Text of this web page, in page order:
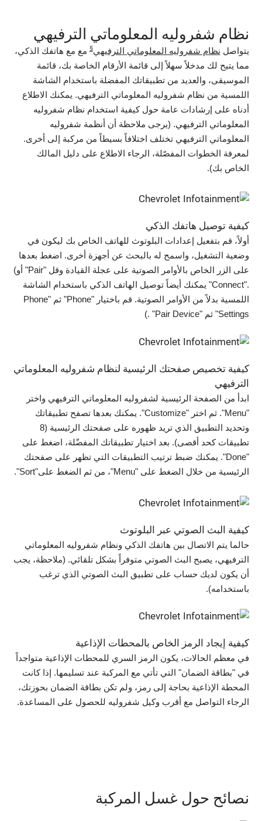
نظام شفروليه المعلوماتي الترفيهي
يتواصل نظام شفروليه المعلوماتي الترفيهي مع مع هاتفك الذكي،
مما يتيح لك مدخلاً سهلاً إلى قائمة الأرقام الخاصة بك، قائمة
الموسيقى، والعديد من تطبيقاتك المفضلة باستخدام الشاشة
اللمسية من نظام شفروليه المعلوماتي الترفيهي. يمكنك الاطلاع
أدناه على إرشادات عامة حول كيفية استخدام نظام شفروليه
المعلوماتي الترفيهي. (يرجى ملاحظة أن أنظمة شفروليه
المعلوماتي الترفيهي تختلف اختلافاً بسيطاً من مركبة إلى أخرى.
لمعرفة الخطوات المفصّلة، الرجاء الاطلاع على دليل المالك
الخاص بك).
كيفية توصيل هاتفك الذكي
أولاً، قم بتفعيل إعدادات البلوتوث للهاتف الخاص بك ليكون في
وضعية التشغيل، واسمح له بالبحث عن أجهزة أخرى. اضغط بعدها
على الزر الخاص بالأوامر الصوتية على عجلة القيادة وقل "Pair" أو)
."Connect" يمكنك أيضاً توصيل الهاتف الذكي باستخدام الشاشة
اللمسية بدلاً من الأوامر الصوتية. قم باختيار "Phone" ثم "Phone
Settings" ثم "Pair Device" .)
كيفية تخصيص صفحتك الرئيسية لنظام شفروليه المعلوماتي
الترفيهي
ابدأ من الصفحة الرئيسية لشفروليه المعلوماتي الترفيهي واختر
"Menu". ثم اختر "Customize". يمكنك بعدها تصفح تطبيقاتك
وتحديد التطبيق الذي تريد ظهوره على صفحتك الرئيسية (8
تطبيقات كحد أقصى). بعد اختيار تطبيقاتك المفضّلة، اضغط على
"Done". يمكنك ضبط ترتيب التطبيقات التي تظهر على صفحتك
الرئيسية من خلال الضغط على "Menu"، من ثم الضغط على"Sort".
كيفية البث الصوتي عبر البلوتوث
حالما يتم الاتصال بين هاتفك الذكي ونظام شفروليه المعلوماتي
الترفيهي، يصبح البث الصوتي متوفراً بشكل تلقائي. (ملاحظة، يجب
أن يكون لديك حساب على تطبيق البث الصوتي الذي ترغب
باستخدامه).
كيفية إيجاد الرمز الخاص بالمحطات الإذاعية
في معظم الحالات، يكون الرمز السري للمحطات الإذاعية متواجداً
في "بطاقة الضمان" التي تأتي مع المركبة عند تسليمها. إذا كانت
المحطة الإذاعية بحاجة إلى رمز، ولم تكن بطاقة الضمان بحوزتك،
الرجاء التواصل مع أقرب وكيل شفروليه للحصول على المساعدة.
نصائح حول غسل المركبة